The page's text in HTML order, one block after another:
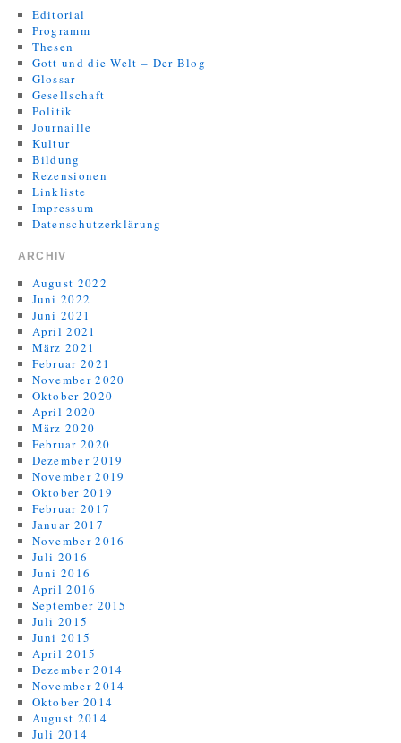
Editorial
Programm
Thesen
Gott und die Welt – Der Blog
Glossar
Gesellschaft
Politik
Journaille
Kultur
Bildung
Rezensionen
Linkliste
Impressum
Datenschutzerklärung
ARCHIV
August 2022
Juni 2022
Juni 2021
April 2021
März 2021
Februar 2021
November 2020
Oktober 2020
April 2020
März 2020
Februar 2020
Dezember 2019
November 2019
Oktober 2019
Februar 2017
Januar 2017
November 2016
Juli 2016
Juni 2016
April 2016
September 2015
Juli 2015
Juni 2015
April 2015
Dezember 2014
November 2014
Oktober 2014
August 2014
Juli 2014